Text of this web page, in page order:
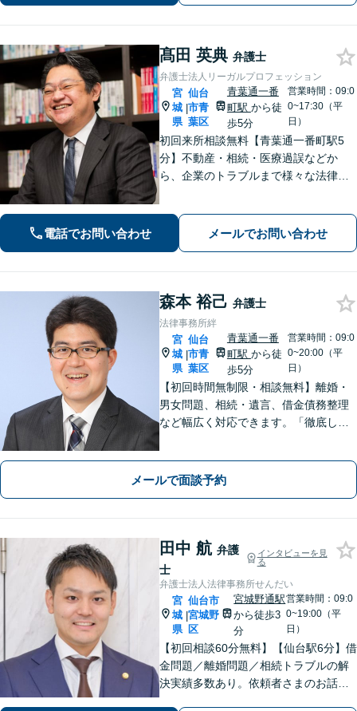
髙田 英典 弁護士
弁護士法人リーガルプロフェッション
宮
城
県
|
仙台
市青
葉区
青葉通一番
町駅 から徒
歩5分
営業時間：09:0
0~17:30（平
日）
初回来所相談無料【青葉通一番町駅5
分】不動産・相続・医療過誤などか
ら、企業のトラブルまで様々な法律問
くことを最も重視しています。お困り
の方はご相談ください。9名の弁護士が
電話でお問い合わせ メールでお問い合わせ
森本 裕己 弁護士
法律事務所絆
宮
城
県
|
仙台
市青
葉区
青葉通一番
町駅 から徒
歩5分
営業時間：09:0
0~20:00（平
日）
【初回時間無制限・相談無料】離婚・
男女問題、相続・遺言、借金債務整理
など幅広く対応できます。「徹底した
5年以上】
メールで面談予約
田中 航 弁護
士
インタビューを見
る
弁護士法人法律事務所せんだい
宮
城
県
|
仙台市
宮城野
区
宮城野通駅
から徒歩3
分
営業時間：09:0
0~19:00（平
日）
【初回相談60分無料】【仙台駅6分】借
金問題／離婚問題／相続トラブルの解
決実績多数あり。依頼者さまのお話や